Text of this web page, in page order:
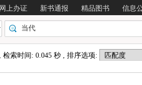
网上办证 新书通报 精品图书 信息
检索时间: 0.045 秒 , 排序选项: